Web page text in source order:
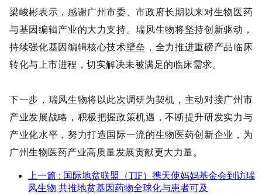
梁峻彬表示，感谢广州市委、市政府长期以来对生物医药
与基因编辑产业的大力支持。瑞风生物将坚持创新驱动，
持续强化基因编辑核心技术壁垒，全力推进重磅产品临床
转化与上市进程，切实解决未被满足的临床需求。
下一步，瑞风生物将以此次调研为契机，主动对接广州市
产业发展战略，积极把握政策机遇，不断提升研发实力与
产业化水平，努力打造国际一流的生物医药创新企业，为
广州生物医药产业高质量发展贡献更大力量。
上一篇 : 国际地贫联盟（TIF）携天使妈妈基金会到访瑞
风生物 共推地贫基因药物全球化与患者可及